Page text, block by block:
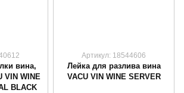
вина,
VIN WINE
BLACK
Артикул: 18544606
Лейка для разлива вина
VACU VIN WINE SERVER